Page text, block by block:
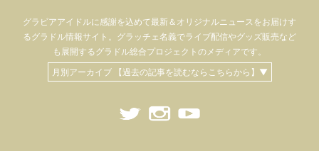
グラビアアイドルに感謝を込めて最新＆オリジナルニュースをお届けす
るグラドル情報サイト。 グラッチェ名義でライブ配信やグッズ販売など
も 展開するグラドル総合プロジェクトのメディアです。
月別アーカイブ 【過去の記事を読むならこちらから】▼